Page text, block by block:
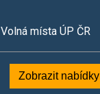
Volná místa ÚP ČR
Zobrazit nabídky